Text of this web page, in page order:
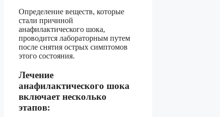
Определение веществ, которые
стали причиной
анафилактического шока,
проводится лабораторным путем
после снятия острых симптомов
этого состояния.
Лечение
анафилактического шока
включает несколько
этапов: